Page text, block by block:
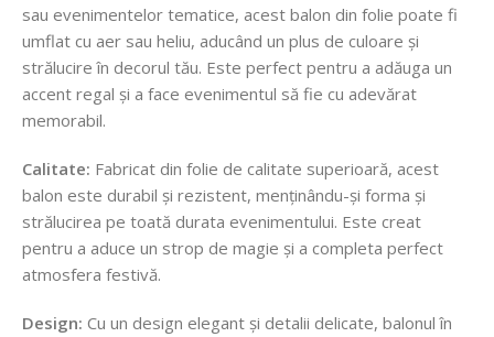
sau evenimentelor tematice, acest balon din folie poate fi
umflat cu aer sau heliu, aducând un plus de culoare și
strălucire în decorul tău. Este perfect pentru a adăuga un
accent regal și a face evenimentul să fie cu adevărat
memorabil.
Calitate: Fabricat din folie de calitate superioară, acest
balon este durabil și rezistent, menținându-și forma și
strălucirea pe toată durata evenimentului. Este creat
pentru a aduce un strop de magie și a completa perfect
atmosfera festivă.
Design: Cu un design elegant și detalii delicate, balonul în